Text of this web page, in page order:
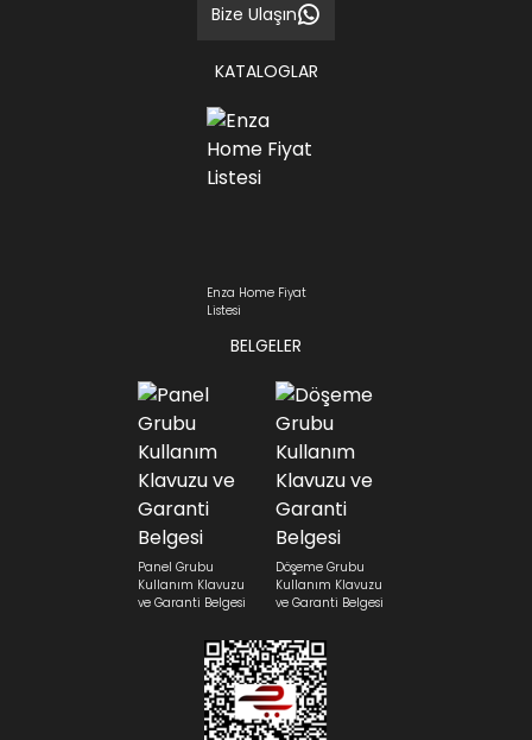
Bize Ulaşın
KATALOGLAR
Enza Home Fiyat
Listesi
BELGELER
Panel Grubu
Kullanım Klavuzu
ve Garanti Belgesi
Döşeme Grubu
Kullanım Klavuzu
ve Garanti Belgesi